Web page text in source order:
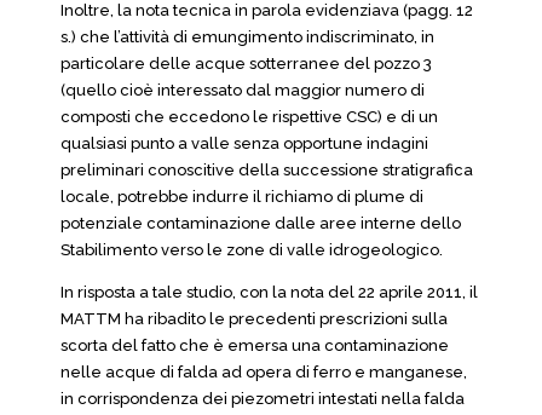
Inoltre, la nota tecnica in parola evidenziava (pagg. 12
s.) che l’attività di emungimento indiscriminato, in
particolare delle acque sotterranee del pozzo 3
(quello cioè interessato dal maggior numero di
composti che eccedono le rispettive CSC) e di un
qualsiasi punto a valle senza opportune indagini
preliminari conoscitive della successione stratigrafica
locale, potrebbe indurre il richiamo di plume di
potenziale contaminazione dalle aree interne dello
Stabilimento verso le zone di valle idrogeologico.
In risposta a tale studio, con la nota del 22 aprile 2011, il
MATTM ha ribadito le precedenti prescrizioni sulla
scorta del fatto che è emersa una contaminazione
nelle acque di falda ad opera di ferro e manganese,
in corrispondenza dei piezometri intestati nella falda